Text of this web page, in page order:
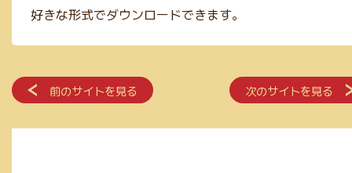
好きな形式でダウンロードできます。
前のサイトを見る 次のサイトを見る